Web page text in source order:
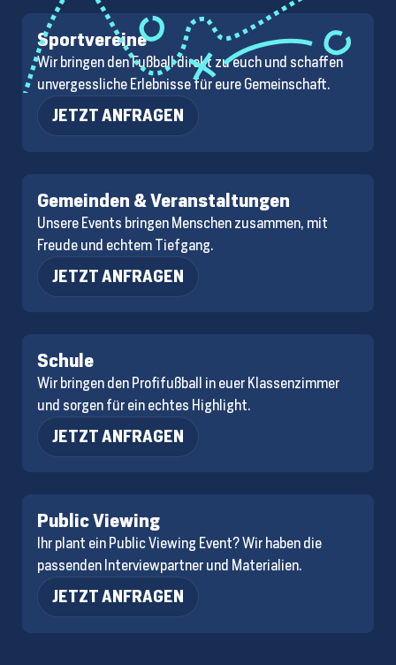
Sportvereine
Wir bringen den Fußball direkt zu euch und schaffen
unvergessliche Erlebnisse für eure Gemeinschaft.
JETZT ANFRAGEN
Gemeinden & Veranstaltungen
Unsere Events bringen Menschen zusammen, mit
Freude und echtem Tiefgang.
JETZT ANFRAGEN
Schule
Wir bringen den Profifußball in euer Klassenzimmer
und sorgen für ein echtes Highlight.
JETZT ANFRAGEN
Public Viewing
Ihr plant ein Public Viewing Event? Wir haben die
passenden Interviewpartner und Materialien.
JETZT ANFRAGEN